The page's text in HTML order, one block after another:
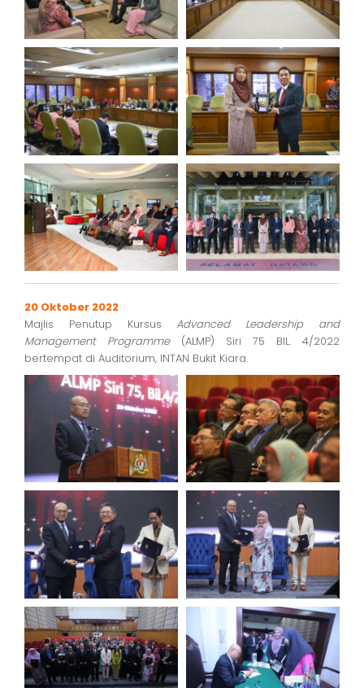
20 Oktober 2022
Majlis Penutup KursusAdvanced Leadership and
Management Programme(ALMP) Siri 75 BIL. 4/2022
bertempat di Auditorium, INTAN Bukit Kiara.